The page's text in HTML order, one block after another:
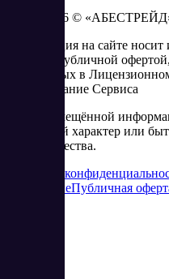
2023 - 2026 ©
Информация на сайте
является публичной
изложенных в
использование Сервиса
Часть размещённой
рекламный характер или
сотрудничества.
Политика
соглашениеПубличная